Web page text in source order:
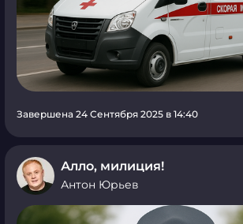
Завершена 24 Сентября 2025 в 14:40
Алло, милиция!
Антон Юрьев